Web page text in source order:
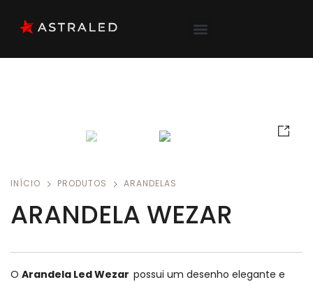
INÍCIO PRODUTOS ARANDELAS
ARANDELA WEZAR
O Arandela Led Wezar possui um desenho elegante e